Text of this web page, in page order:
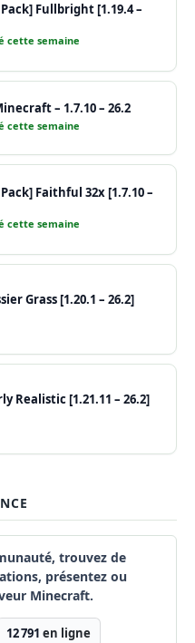
Fullbright [1.19.4 –
cette semaine
– 1.7.10 – 26.2
cette semaine
Faithful 32x [1.7.10 –
cette semaine
Grass [1.20.1 – 26.2]
Realistic [1.21.11 – 26.2]
trouvez de
présentez ou
Minecraft.
12 791 en ligne